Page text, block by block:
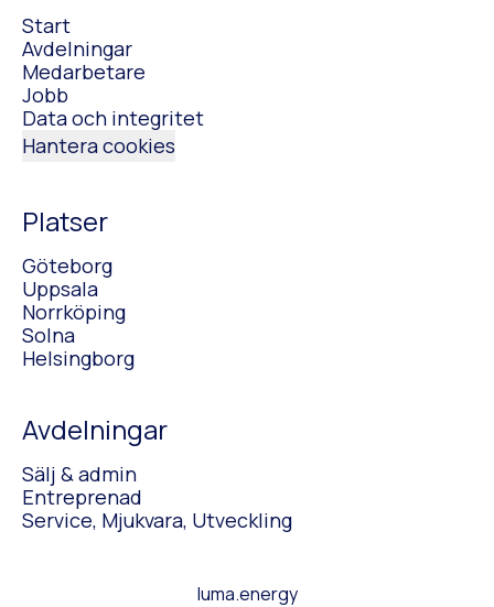
Start
Avdelningar
Medarbetare
Jobb
Data och integritet
Hantera cookies
Platser
Göteborg
Uppsala
Norrköping
Solna
Helsingborg
Avdelningar
Sälj & admin
Entreprenad
Service, Mjukvara, Utveckling
luma.energy